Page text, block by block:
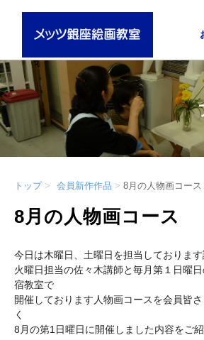
トップ 会員新作作品 8月の人物画コース
8月の人物画コース
今日は木曜日、土曜日を担当しております
火曜日担当の佐々木講師と毎月第１日曜
宿教室で
開催しております人物画コースを会員皆
く
8月の第1日曜日に開催しました内容をご